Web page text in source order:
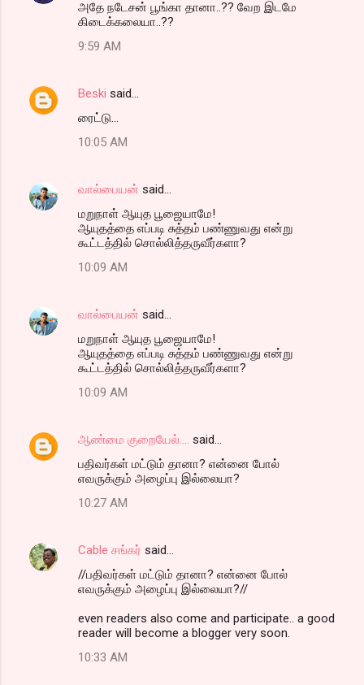
அதே நடேசன் பூங்கா தானா..?? வேற இடமே
கிடைக்கலையா..??
9:59 AM
Beski said…
ரைட்டு...
10:05 AM
வால்பையன் said…
மறுநாள் ஆயுத பூஜையாமே!
ஆயுதத்தை எப்படி சுத்தம் பண்ணுவது என்று
கூட்டத்தில் சொல்லித்தருவீர்களா?
10:09 AM
வால்பையன் said…
மறுநாள் ஆயுத பூஜையாமே!
ஆயுதத்தை எப்படி சுத்தம் பண்ணுவது என்று
கூட்டத்தில் சொல்லித்தருவீர்களா?
10:09 AM
ஆண்மை குறையேல்....
said…
ப‌திவ‌ர்க‌ள் ம‌ட்டும் தானா? என்னை போல்
எவ‌ருக்கும் அழைப்பு இல்லையா?
10:27 AM
Cable சங்கர் said…
//ப‌திவ‌ர்க‌ள் ம‌ட்டும் தானா? என்னை போல்
எவ‌ருக்கும் அழைப்பு இல்லையா?//
even readers also come and participate.. a good
reader will become a blogger very soon.
10:33 AM